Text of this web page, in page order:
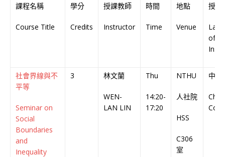
課程名稱
Course Title
學分
Credits
授課教師
Instructor
時間
Time
地點
Venue
授課
of
社會界線與不
平等
Seminar on
Social
Boundaries
and
Inequality
3 林文蘭
WEN-
LAN LIN
Thu
14:20-
17:20
NTHU
人社院
HSS
C306
室
中文